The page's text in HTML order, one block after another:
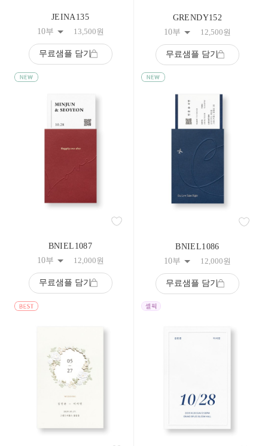
JEINA135
10부
13,500원
무료샘플 담기
GRENDY152
10부
12,500원
무료샘플 담기
BNIEL1087
10부
12,000원
무료샘플 담기
BNIEL1086
10부
12,000원
무료샘플 담기